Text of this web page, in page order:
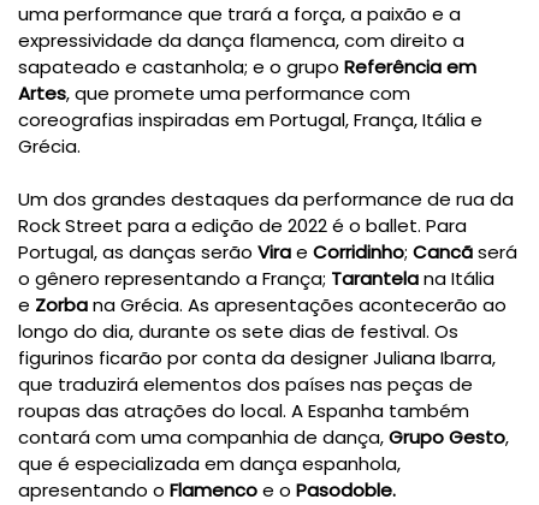
uma performance que trará a força, a paixão e a
expressividade da dança flamenca, com direito a
sapateado e castanhola; e o grupo Referência em
Artes, que promete uma performance com
coreografias inspiradas em Portugal, França, Itália e
Grécia.
Um dos grandes destaques da performance de rua da
Rock Street para a edição de 2022 é o ballet. Para
Portugal, as danças serão Virae Corridinho; Cancãserá
o gênero representando a França; Tarantelana Itália
e Zorbana Grécia. As apresentações acontecerão ao
longo do dia, durante os sete dias de festival. Os
figurinos ficarão por conta da designer Juliana Ibarra,
que traduzirá elementos dos países nas peças de
roupas das atrações do local. A Espanha também
contará com uma companhia de dança,Grupo Gesto,
que é especializada em dança espanhola,
apresentando o Flamencoe o Pasodoble.